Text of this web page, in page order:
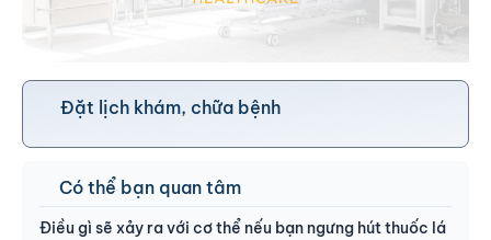
Đặt lịch khám, chữa bệnh
Có thể bạn quan tâm
Điều gì sẽ xảy ra với cơ thể nếu bạn ngưng hút thuốc lá